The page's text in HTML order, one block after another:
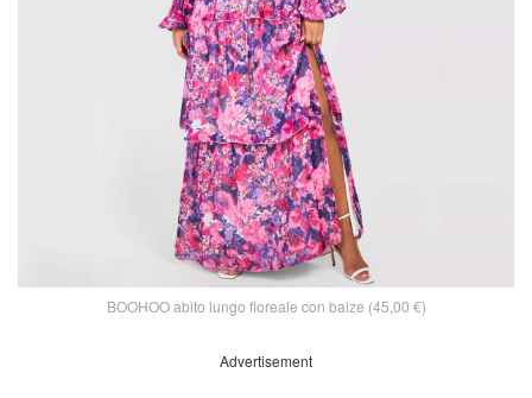
BOOHOO abito lungo floreale con balze (45,00 €)
Advertisement